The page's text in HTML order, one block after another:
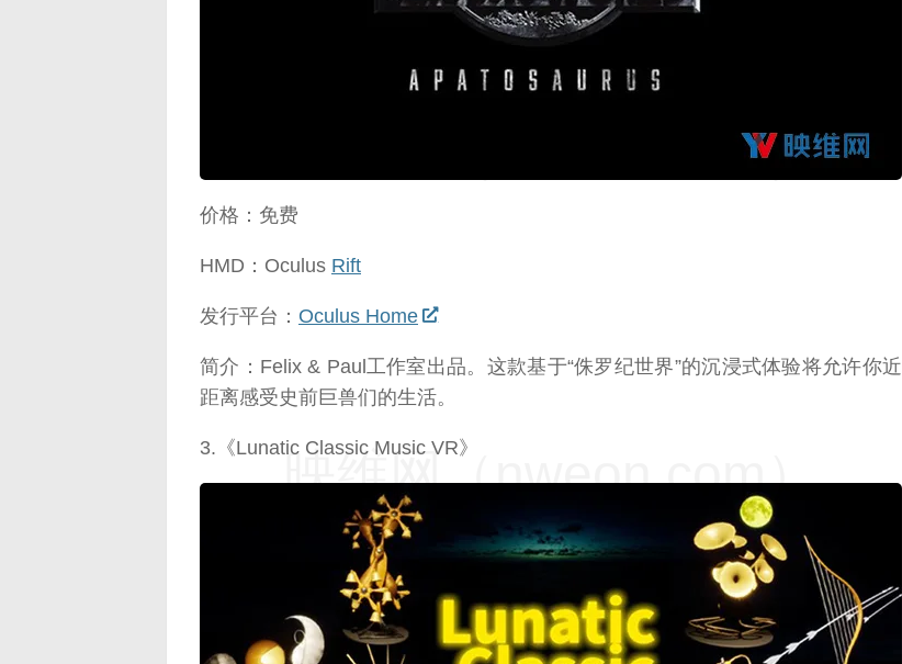
价格：免费
HMD：Oculus Rift
发行平台： Oculus Home
简介：Felix & Paul工作室出品。这款基于“侏罗纪世界”的沉浸式体验将允许你近
距离感受史前巨兽们的生活。
3.《Lunatic Classic Music VR》
映维网（nweon.com）
映维网（nweon.com）